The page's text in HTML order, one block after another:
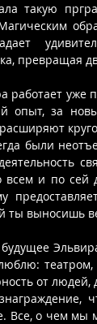
такую
превращая
работает уже
опыт, за
расширяют
были
и по сей
ты выносишь
от людей,
Все, о чем мы